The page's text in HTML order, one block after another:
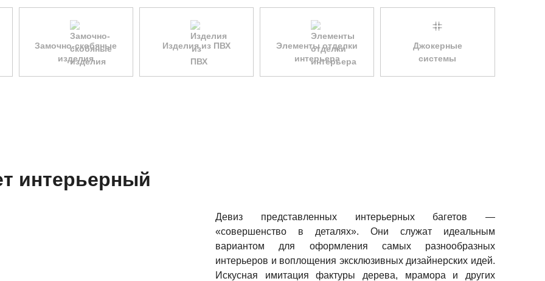
Замочно-скобяные
изделия
Изделия из ПВХ
Элементы отделки
интерьера
Джокерные
системы
интерьерный
Девиз представленных интерьерных багетов —
«совершенство в деталях». Они служат идеальным
вариантом для оформления самых разнообразных
интерьеров и воплощения эксклюзивных дизайнерских идей.
Искусная имитация фактуры дерева, мрамора и других